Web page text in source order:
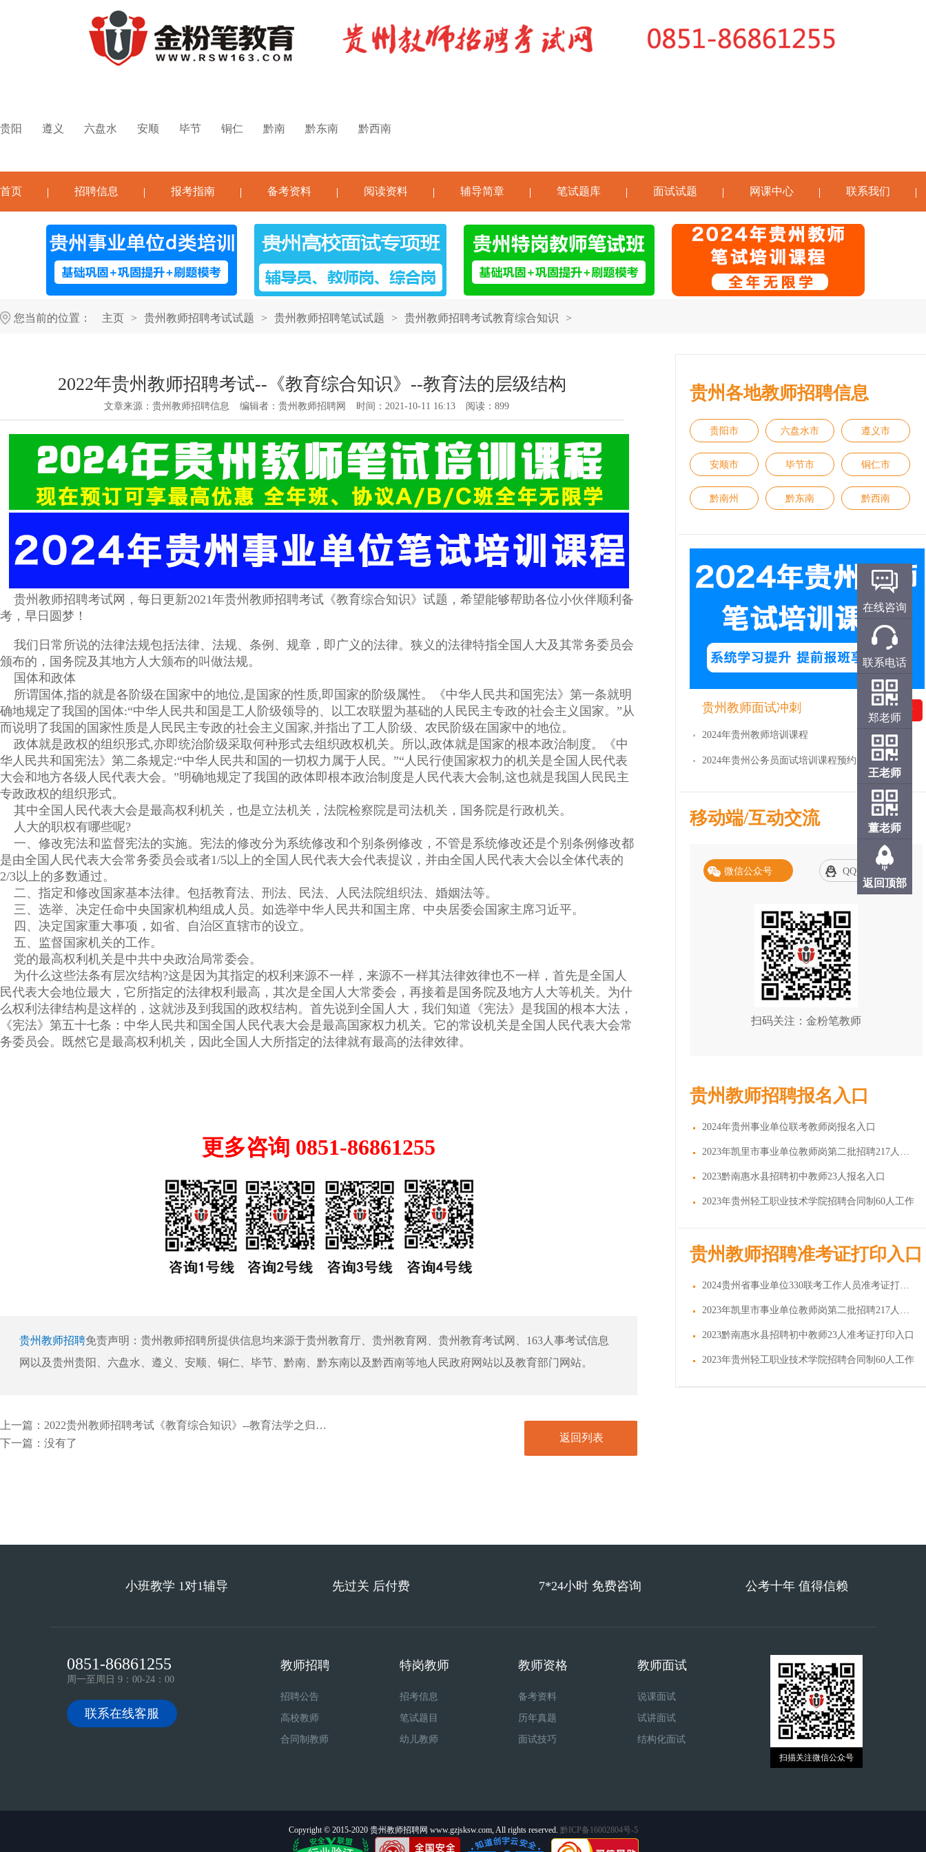
贵阳 遵义 六盘水 安顺 毕节 铜仁 黔南 黔东南 黔西南
首页 招聘信息 报考指南 备考资料 阅读资料 辅导简章 笔试题库 面试试题 网课中心 联系我们
您当前的位置： 主页 > 贵州教师招聘考试试题 > 贵州教师招聘笔试试题 > 贵州教师招聘考试教育综合知识 >
2022年贵州教师招聘考试--《教育综合知识》--教育法的层级结构
文章来源： 贵州教师招聘信息 编辑者： 贵州教师招聘网 时间：2021-10-11 16:13 阅读： 899
贵州教师招聘考试网，每日更新2021年贵州教师招聘考试《教育综合知识》试题，希望能够帮助各位小伙伴顺利备
考，早日圆梦！
我们日常所说的法律法规包括法律、法规、条例、规章，即广义的法律。狭义的法律特指全国人大及其常务委员会
颁布的，国务院及其地方人大颁布的叫做法规。
国体和政体
所谓国体,指的就是各阶级在国家中的地位,是国家的性质,即国家的阶级属性。《中华人民共和国宪法》第一条就明
确地规定了我国的国体:“中华人民共和国是工人阶级领导的、以工农联盟为基础的人民民主专政的社会主义国家。”从
而说明了我国的国家性质是人民民主专政的社会主义国家,并指出了工人阶级、农民阶级在国家中的地位。
政体就是政权的组织形式,亦即统治阶级采取何种形式去组织政权机关。所以,政体就是国家的根本政治制度。《中
华人民共和国宪法》第二条规定:“中华人民共和国的一切权力属于人民。”“人民行使国家权力的机关是全国人民代表
大会和地方各级人民代表大会。”明确地规定了我国的政体即根本政治制度是人民代表大会制,这也就是我国人民民主
专政政权的组织形式。
其中全国人民代表大会是最高权利机关，也是立法机关，法院检察院是司法机关，国务院是行政机关。
人大的职权有哪些呢?
一、修改宪法和监督宪法的实施。宪法的修改分为系统修改和个别条例修改，不管是系统修改还是个别条例修改都
是由全国人民代表大会常务委员会或者1/5以上的全国人民代表大会代表提议，并由全国人民代表大会以全体代表的
2/3以上的多数通过。
二、指定和修改国家基本法律。包括教育法、刑法、民法、人民法院组织法、婚姻法等。
三、选举、决定任命中央国家机构组成人员。如选举中华人民共和国主席、中央居委会国家主席习近平。
四、决定国家重大事项，如省、自治区直辖市的设立。
五、监督国家机关的工作。
党的最高权利机关是中共中央政治局常委会。
为什么这些法条有层次结构?这是因为其指定的权利来源不一样，来源不一样其法律效律也不一样，首先是全国人
民代表大会地位最大，它所指定的法律权利最高，其次是全国人大常委会，再接着是国务院及地方人大等机关。为什
么权利法律结构是这样的，这就涉及到我国的政权结构。首先说到全国人大，我们知道《宪法》是我国的根本大法，
《宪法》第五十七条：中华人民共和国全国人民代表大会是最高国家权力机关。它的常设机关是全国人民代表大会常
务委员会。既然它是最高权利机关，因此全国人大所指定的法律就有最高的法律效律。
更多咨询 0851-86861255
贵州教师招聘免责声明：贵州教师招聘所提供信息均来源于贵州教育厅、贵州教育网、贵州教育考试网、163人事考试信息
网以及贵州贵阳、六盘水、遵义、安顺、铜仁、毕节、黔南、黔东南以及黔西南等地人民政府网站以及教育部门网站。
上一篇： 2022贵州教师招聘考试《教育综合知识》--教育法学之归责原则
下一篇：没有了
贵州各地教师招聘信息
贵阳市 六盘水市 遵义市
安顺市 毕节市 铜仁市
黔南州 黔东南 黔西南
贵州教师面试冲刺 免费试听
2024年贵州教师培训课程
2024年贵州公务员面试培训课程预约
移动端/互动交流
微信公众号 QQ交流群
扫码关注：金粉笔教师
贵州教师招聘报名入口
2024年贵州事业单位联考教师岗报名入口
2023年凯里市事业单位教师岗第二批招聘217人报名
2023黔南惠水县招聘初中教师23人报名入口
2023年贵州轻工职业技术学院招聘合同制60人工作
贵州教师招聘准考证打印入口
2024贵州省事业单位330联考工作人员准考证打印入
2023年凯里市事业单位教师岗第二批招聘217人准考
2023黔南惠水县招聘初中教师23人准考证打印入口
2023年贵州轻工职业技术学院招聘合同制60人工作
小班教学 1对1辅导 先过关 后付费 7*24小时 免费咨询 公考十年 值得信赖
0851-86861255
周一至周日 9：00-24：00
联系在线客服
教师招聘
招聘公告
高校教师
合同制教师
特岗教师
招考信息
笔试题目
幼儿教师
教师资格
备考资料
历年真题
面试技巧
教师面试
说课面试
试讲面试
结构化面试
扫描关注微信公众号
Copyright © 2015-2020 贵州教师招聘网 www.gzjsksw.com, All rights reserved. 黔ICP备16002804号-5
在线咨询
联系电话
郑老师
王老师
董老师
返回顶部